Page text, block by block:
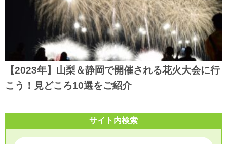
【2023年】山梨＆静岡で開催される花火大会に行
こう！見どころ10選をご紹介
サイト内検索